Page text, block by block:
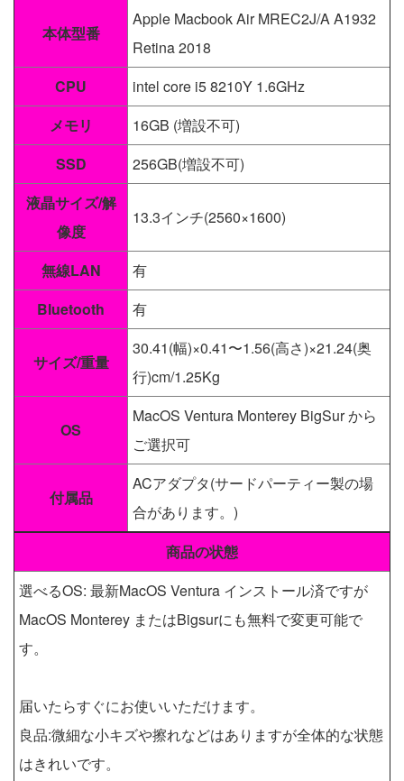
本体型番
Apple Macbook Air MREC2J/A A1932
Retina 2018
CPU
intel core i5 8210Y 1.6GHz
メモリ
16GB (増設不可)
SSD
256GB(増設不可)
液晶サイズ/解
像度
13.3インチ(2560×1600)
無線LAN
有
Bluetooth
有
サイズ/重量
30.41(幅)×0.41〜1.56(高さ)×21.24(奥
行)cm/1.25Kg
OS
MacOS Ventura Monterey BigSur から
ご選択可
付属品
ACアダプタ(サードパーティー製の場
合があります。)
商品の状態
選べるOS: 最新MacOS Ventura インストール済ですが
MacOS Monterey またはBigsurにも無料で変更可能で
す。
届いたらすぐにお使いいただけます。
良品:微細な小キズや擦れなどはありますが全体的な状態
はきれいです。